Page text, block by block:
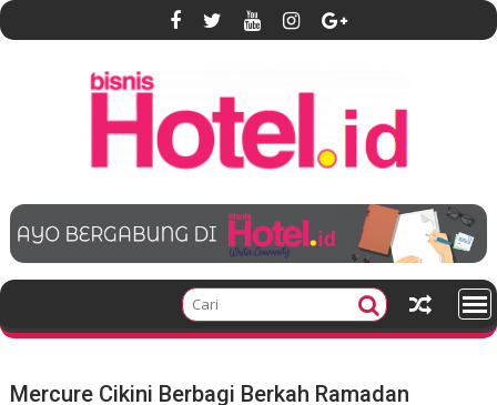
S
k
e
t
Mercure Cikini Berbagi Berkah Ramadan